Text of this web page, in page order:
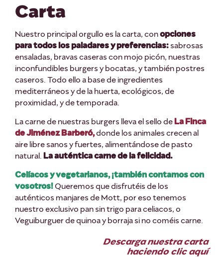
Carta
Nuestro principal orgullo es la carta, conopciones
para todos los paladares y preferencias: sabrosas
ensaladas, bravas caseras con mojo picón, nuestras
inconfundibles burgers y bocatas, y también postres
caseros. Todo ello a base de ingredientes
mediterráneos y de la huerta, ecológicos, de
proximidad, y de temporada.
La carne de nuestras burgers lleva el sello de La Finca
de Jiménez Barberó,donde los animales crecen al
aire libre sanos y fuertes, alimentándose de pasto
natural. La auténtica carne de la felicidad.
Celíacos y vegetarianos, ¡también contamos con
vosotros!Queremos que disfrutéis de los
auténticos manjares de Mott, por eso tenemos
nuestro exclusivo pan sin trigo para celiacos, o
Veguiburguer de quinoa y borraja si no coméis carne.
Descarga nuestra carta
haciendo clic aquí